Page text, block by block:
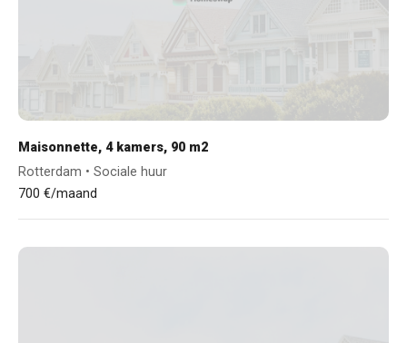
Maisonnette, 4 kamers, 90 m2
Rotterdam • Sociale huur
700 €/maand